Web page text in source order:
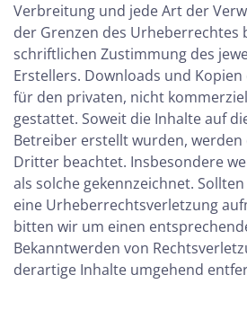
Verbreitung und jede Art der
der Grenzen des Urheberrechtes
schriftlichen Zustimmung des
Erstellers. Downloads und
für den privaten, nicht
gestattet. Soweit die Inhalte auf
Betreiber erstellt wurden,
Dritter beachtet. Insbesondere
als solche gekennzeichnet.
eine Urheberrechtsverletzung
bitten wir um einen
Bekanntwerden von
derartige Inhalte umgehend